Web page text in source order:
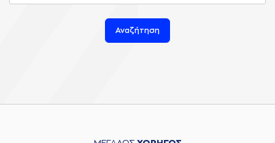
Αναζήτηση